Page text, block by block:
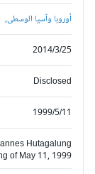
أوروبا وآسيا الوسطى,
2014/3/25
Disclosed
1999/5/11
Jannes Hutagalung
of May 11, 1999